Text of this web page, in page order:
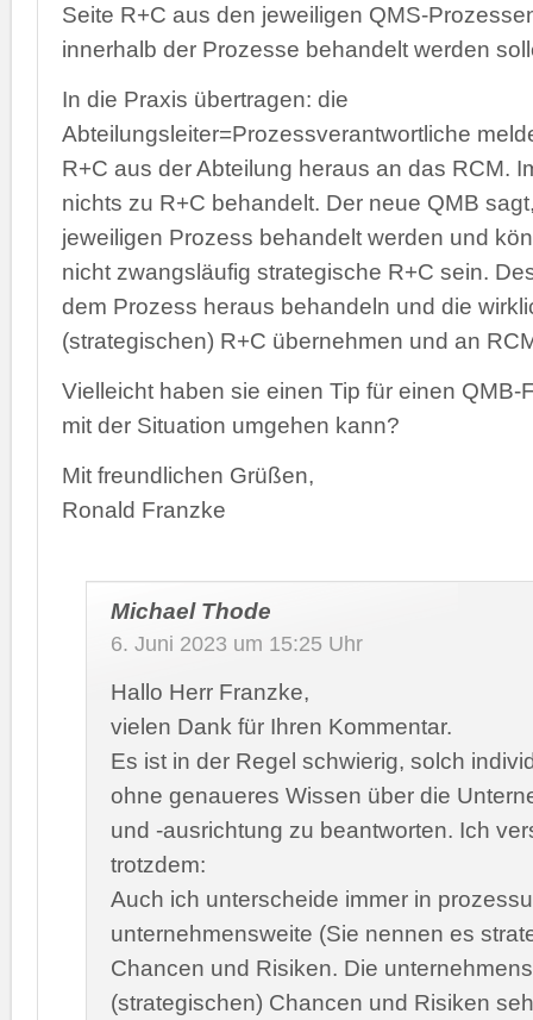
Seite R+C aus den jeweiligen QMS-
innerhalb der Prozesse behandelt werden
In die Praxis übertragen: die
Abteilungsleiter=Prozessverantwortliche
R+C aus der Abteilung heraus an das RCM.
nichts zu R+C behandelt. Der neue QMB
jeweiligen Prozess behandelt werden und
nicht zwangsläufig strategische R+C sein.
dem Prozess heraus behandeln und die
(strategischen) R+C übernehmen und an
Vielleicht haben sie einen Tip für einen QMB-
mit der Situation umgehen kann?
Mit freundlichen Grüßen,
Ronald Franzke
Michael Thode
6. Juni 2023 um 15:25 Uhr
Hallo Herr Franzke,
vielen Dank für Ihren Kommentar.
Es ist in der Regel schwierig, solch
ohne genaueres Wissen über die
und -ausrichtung zu beantworten. Ich
trotzdem:
Auch ich unterscheide immer in
unternehmensweite (Sie nennen es
Chancen und Risiken. Die
(strategischen) Chancen und Risiken